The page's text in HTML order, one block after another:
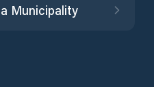
Municipality